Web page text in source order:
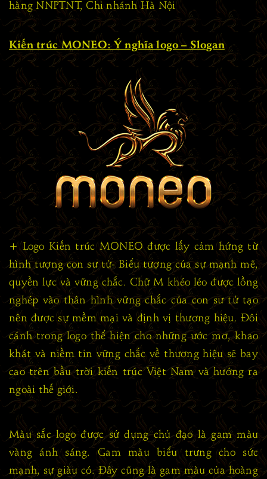
hàng NNPTNT, Chi nhánh Hà Nội
Kiến trúc MONEO: Ý nghĩa logo – Slogan
+ Logo Kiến trúc MONEO được lấy cảm hứng từ
hình tượng con sư tử- Biểu tượng của sự mạnh mẽ,
quyền lực và vững chắc. Chữ M khéo léo được lồng
nghép vào thân hình vững chắc của con sư tử tạo
nên được sự mềm mại và định vị thương hiệu. Đôi
cánh trong logo thể hiện cho những ước mơ, khao
khát và niềm tin vững chắc về thương hiệu sẽ bay
cao trên bầu trời kiến trúc Việt Nam và hướng ra
ngoài thế giới.
Màu sắc logo được sử dụng chủ đạo là gam màu
vàng ánh sáng. Gam màu biểu trưng cho sức
mạnh, sự giàu có. Đây cũng là gam màu của hoàng